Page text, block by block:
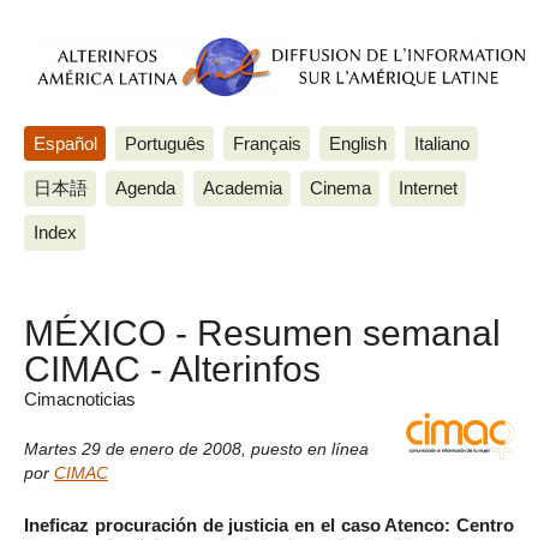
Español Português Français English Italiano
日本語 Agenda Academia Cinema Internet
Index
MÉXICO - Resumen semanal
CIMAC - Alterinfos
Cimacnoticias
Martes 29 de enero de 2008 puesto en línea
por CIMAC
Ineficaz procuración de justicia en el caso Atenco: Centro